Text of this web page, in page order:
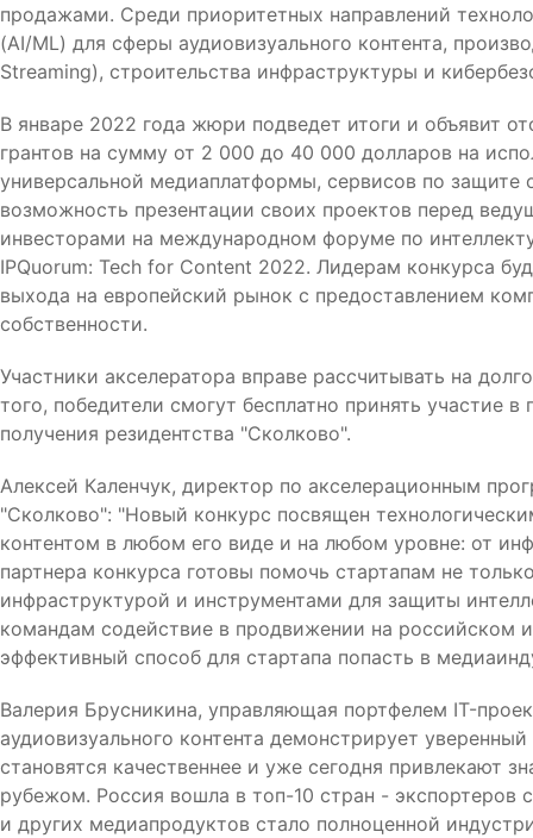
продажами. Среди приоритетных направлений
(AI/ML) для сферы аудиовизуального контента,
Streaming), строительства инфраструктуры и
В январе 2022 года жюри подведет итоги и объявит
грантов на сумму от 2 000 до 40 000 долларов на
универсальной медиаплатформы, сервисов по
возможность презентации своих проектов перед
инвесторами на международном форуме по
IPQuorum: Tech for Content 2022. Лидерам конкурса
выхода на европейский рынок с предоставлением
собственности.
Участники акселератора вправе рассчитывать на
того, победители смогут бесплатно принять участие
получения резидентства "Сколково".
Алексей Каленчук, директор по акселерационным
"Сколково": "Новый конкурс посвящен
контентом в любом его виде и на любом уровне: от
партнера конкурса готовы помочь стартапам не
инфраструктурой и инструментами для защиты
командам содействие в продвижении на
эффективный способ для стартапа попасть в
Валерия Брусникина, управляющая портфелем IT-
аудиовизуального контента демонстрирует
становятся качественнее и уже сегодня привлекают
рубежом. Россия вошла в топ-10 стран - экспортеров
и других медиапродуктов стало полноценной